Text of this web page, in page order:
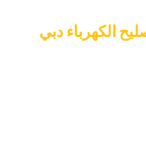
الكهرباء دبي